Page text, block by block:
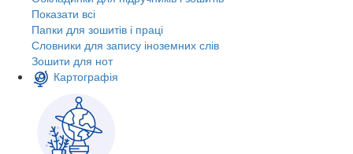
Показати всі
Папки для зошитів і праці
Словники для запису іноземних слів
Зошити для нот
Картографія